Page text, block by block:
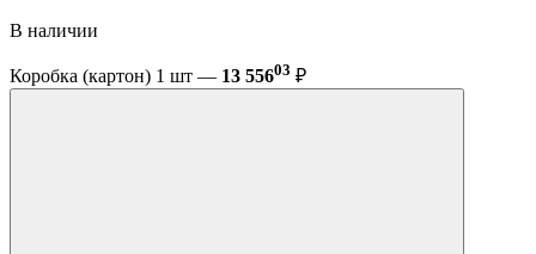
В наличии
Коробка (картон) 1 шт — 13 55603 ₽